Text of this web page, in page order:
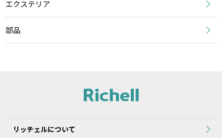
エクステリア
部品
リッチェルについて